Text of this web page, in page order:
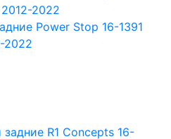
Power Stop 16-1391
2022